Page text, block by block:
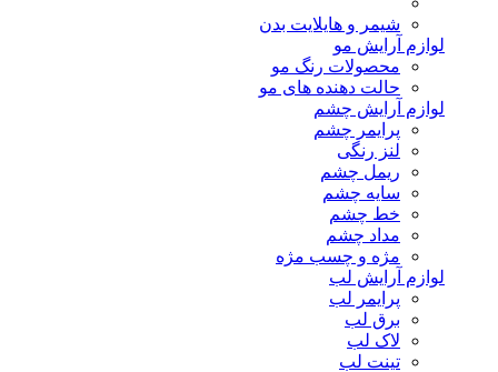
شیمر و هایلایت بدن
لوازم آرایش مو
محصولات رنگ مو
حالت دهنده های مو
لوازم آرایش چشم
پرایمر چشم
لنز رنگی
ریمل چشم
سایه چشم
خط چشم
مداد چشم
مژه و چسب مژه
لوازم آرایش لب
پرایمر لب
برق لب
لاک لب
تینت لب